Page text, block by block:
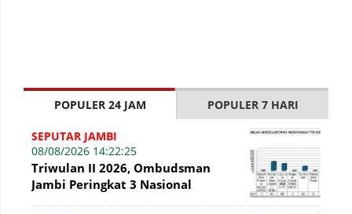
POPULER 24 JAM POPULER 7 HARI
SEPUTAR JAMBI
08/08/2026 14:22:25
Triwulan II 2026, Ombudsman
Jambi Peringkat 3 Nasional